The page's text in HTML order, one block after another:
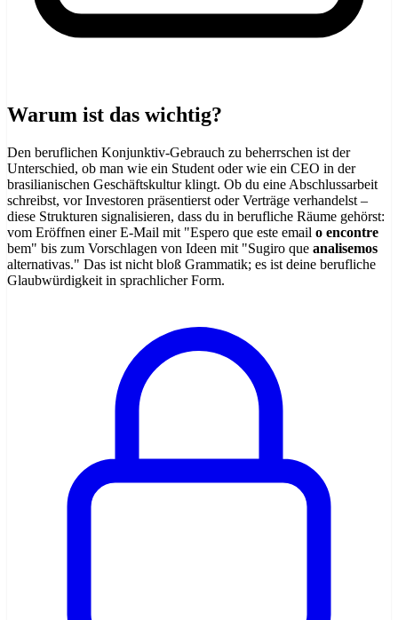
Warum ist das wichtig?
Den beruflichen Konjunktiv-Gebrauch zu beherrschen ist der
Unterschied, ob man wie ein Student oder wie ein CEO in der
brasilianischen Geschäftskultur klingt. Ob du eine Abschlussarbeit
schreibst, vor Investoren präsentierst oder Verträge verhandelst –
diese Strukturen signalisieren, dass du in berufliche Räume gehörst:
vom Eröffnen einer E-Mail mit "Espero que este email o encontre
bem" bis zum Vorschlagen von Ideen mit "Sugiro que analisemos
alternativas." Das ist nicht bloß Grammatik; es ist deine berufliche
Glaubwürdigkeit in sprachlicher Form.